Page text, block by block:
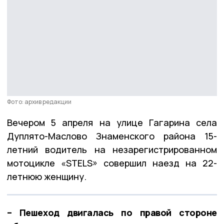
Фото: архив редакции
Вечером 5 апреля на улице Гагарина села
Дуплято-Маслово Знаменского района 15-
летний водитель на незарегистрированном
мотоцикле «STELS» совершил наезд на 22-
летнюю женщину.
– Пешеход двигалась по правой стороне